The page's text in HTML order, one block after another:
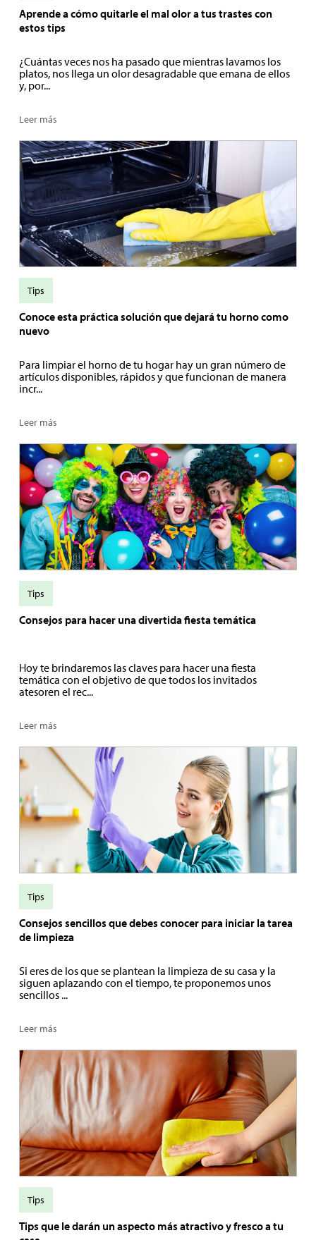
Aprende a cómo quitarle el mal olor a tus trastes con
estos tips
¿Cuántas veces nos ha pasado que mientras lavamos los
platos, nos llega un olor desagradable que emana de ellos
y, por...
Leer más
Conoce esta práctica solución que dejará tu horno como
nuevo
Para limpiar el horno de tu hogar hay un gran número de
artículos disponibles, rápidos y que funcionan de manera
incr...
Leer más
Tips
Consejos para hacer una divertida fiesta temática
Hoy te brindaremos las claves para hacer una fiesta
temática con el objetivo de que todos los invitados
atesoren el rec...
Leer más
Tips
Consejos sencillos que debes conocer para iniciar la tarea
de limpieza
Si eres de los que se plantean la limpieza de su casa y la
siguen aplazando con el tiempo, te proponemos unos
sencillos ...
Leer más
Tips
Tips que le darán un aspecto más atractivo y fresco a tu
Tips